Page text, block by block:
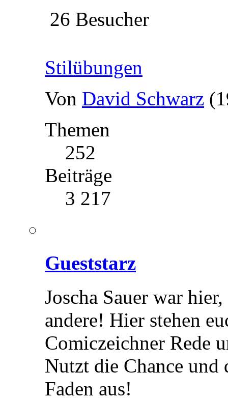
26 Besucher
Stilübungen
Von David Schwarz
Themen
252
Beiträge
3 217
Gueststarz
Joscha Sauer war
andere! Hier stehen
Comiczeichner Rede
Nutzt die Chance und
Faden aus!